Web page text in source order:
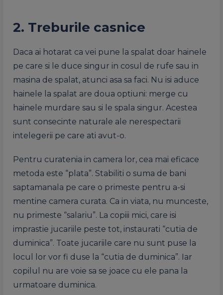
2. Treburile casnice
Daca ai hotarat ca vei pune la spalat doar hainele
pe care si le duce singur in cosul de rufe sau in
masina de spalat, atunci asa sa faci. Nu isi aduce
hainele la spalat are doua optiuni: merge cu
hainele murdare sau si le spala singur. Acestea
sunt consecinte naturale ale nerespectarii
intelegerii pe care ati avut-o.
Pentru curatenia in camera lor, cea mai eficace
metoda este “plata”. Stabiliti o suma de bani
saptamanala pe care o primeste pentru a-si
mentine camera curata. Ca in viata, nu munceste,
nu primeste “salariu”. La copiii mici, care isi
imprastie jucariile peste tot, instaurati “cutia de
duminica”. Toate jucariile care nu sunt puse la
locul lor vor fi duse la “cutia de duminica”. Iar
copilul nu are voie sa se joace cu ele pana la
urmatoare duminica.